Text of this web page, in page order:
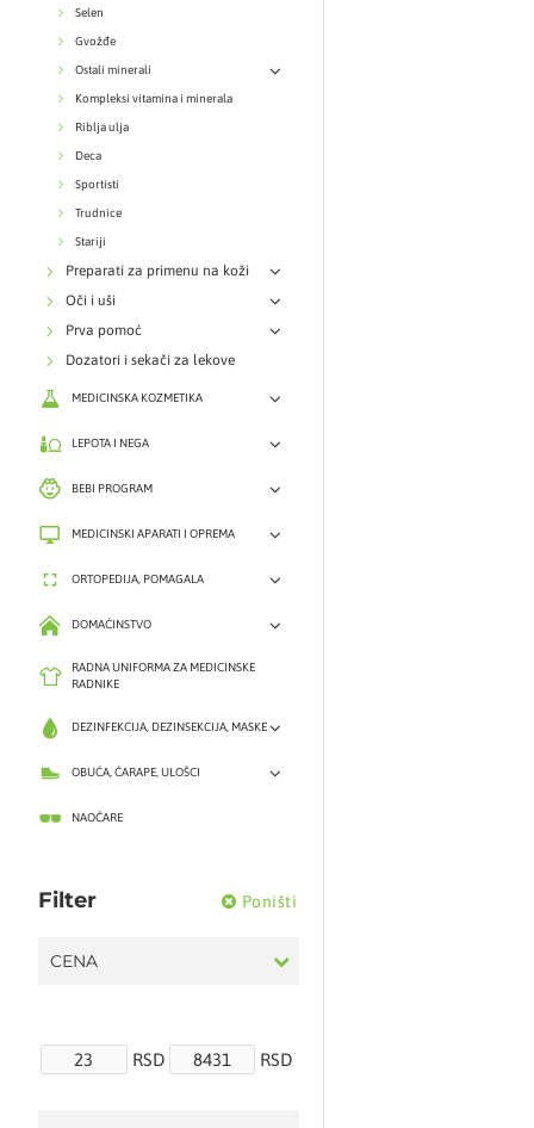
Selen
Gvožđe
Ostali minerali
Kompleksi vitamina i minerala
Riblja ulja
Deca
Sportisti
Trudnice
Stariji
Preparati za primenu na koži
Oči i uši
Prva pomoć
Dozatori i sekači za lekove
MEDICINSKA KOZMETIKA
LEPOTA I NEGA
BEBI PROGRAM
MEDICINSKI APARATI I OPREMA
ORTOPEDIJA, POMAGALA
DOMAĆINSTVO
RADNA UNIFORMA ZA MEDICINSKE
RADNIKE
DEZINFEKCIJA, DEZINSEKCIJA, MASKE
OBUĆA, ČARAPE, ULOŠCI
NAOČARE
Filter Poništi
CENA
RSD RSD